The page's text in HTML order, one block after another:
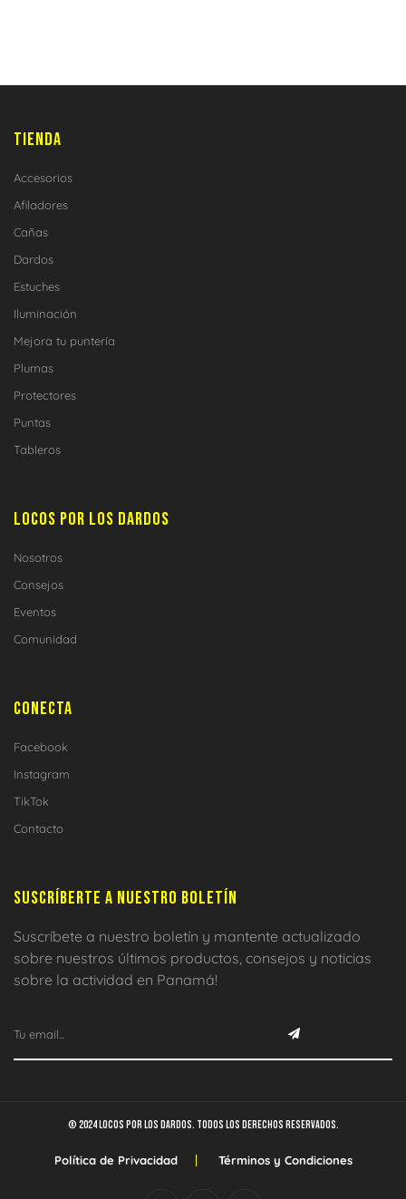
TIENDA
Accesorios
Afiladores
Cañas
Dardos
Estuches
Iluminación
Mejora tu puntería
Plumas
Protectores
Puntas
Tableros
LOCOS POR LOS DARDOS
Nosotros
Consejos
Eventos
Comunidad
CONECTA
Facebook
Instagram
TikTok
Contacto
SUSCRÍBERTE A NUESTRO BOLETÍN
Suscríbete a nuestro boletín y mantente actualizado
sobre nuestros últimos productos, consejos y noticias
sobre la actividad en Panamá!
© 2024 Locos por los dardos. Todos los derechos reservados.
Política de Privacidad Términos y Condiciones